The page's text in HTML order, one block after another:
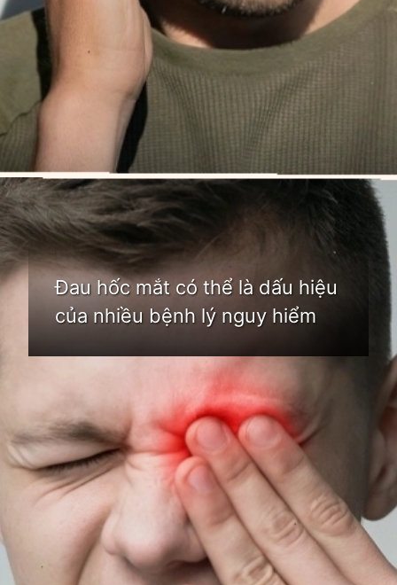
Đang mở https://idep.edu.vn/hoc-mat-la-o-dau
Đau hốc mắt có thể là dấu hiệu
của nhiều bệnh lý nguy hiểm